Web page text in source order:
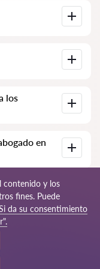
de los
de
a empresas
los
por losen
y del
por teléfono
contrato se
contenido y los
fines. Puede
da su consentimiento